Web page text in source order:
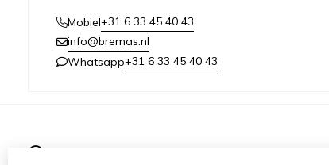
Mobiel+31 6 33 45 40 43
info@bremas.nl
Whatsapp+31 6 33 45 40 43